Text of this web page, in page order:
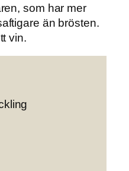
som har mer
än brösten.
vin.